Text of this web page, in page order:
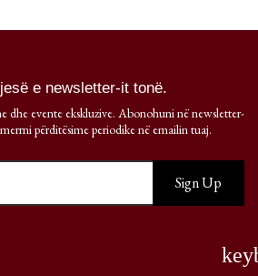
e newsletter-it tonë.
dhe evente ekskluzive. Abonohuni në newsletter-
përditësime periodike në emailin tuaj.